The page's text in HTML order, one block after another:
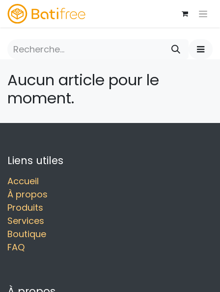
Aucun article pour le
moment.
Liens utiles
Accueil
À propos
Produits
Services
Boutique
FAQ